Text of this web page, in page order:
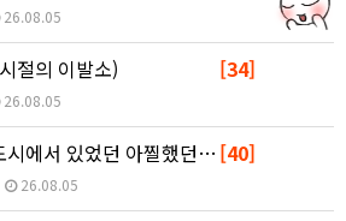
26.08.05
[34]
절의 이발소)
26.08.05
[40]
서 있었던 아찔했던 일...
26.08.05